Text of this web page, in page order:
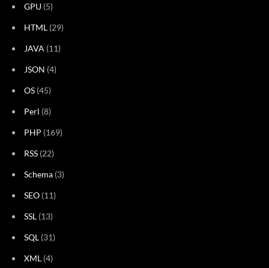
GPU (5)
HTML (29)
JAVA (11)
JSON (4)
OS (45)
Perl (8)
PHP (169)
RSS (22)
Schema (3)
SEO (11)
SSL (13)
SQL (31)
XML (4)